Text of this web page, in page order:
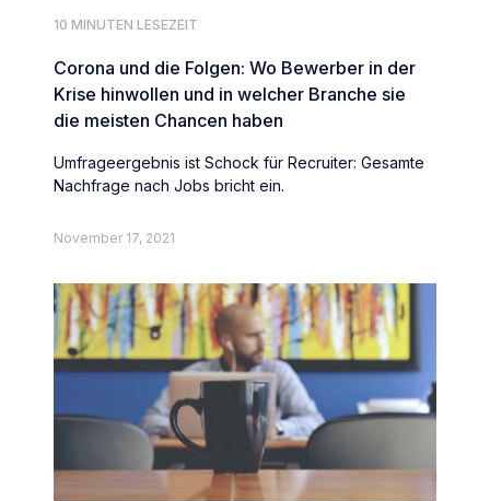
10 MINUTEN LESEZEIT
Corona und die Folgen: Wo Bewerber in der
Krise hinwollen und in welcher Branche sie
die meisten Chancen haben
Umfrageergebnis ist Schock für Recruiter: Gesamte
Nachfrage nach Jobs bricht ein.
November 17, 2021